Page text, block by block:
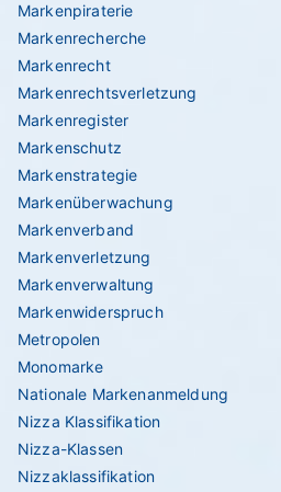
Markenpiraterie
Markenrecherche
Markenrecht
Markenrechtsverletzung
Markenregister
Markenschutz
Markenstrategie
Markenüberwachung
Markenverband
Markenverletzung
Markenverwaltung
Markenwiderspruch
Metropolen
Monomarke
Nationale Markenanmeldung
Nizza Klassifikation
Nizza-Klassen
Nizzaklassifikation